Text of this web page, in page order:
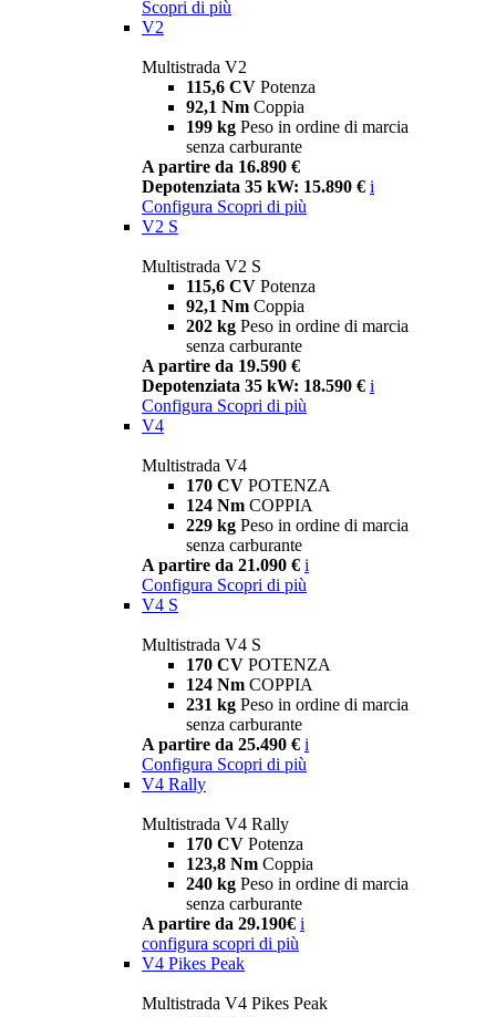
Scopri di più
V2
Multistrada V2
115,6 CV Potenza
92,1 Nm Coppia
199 kg Peso in ordine di marcia
senza carburante
A partire da 16.890 €
Depotenziata 35 kW: 15.890 € i
Configura Scopri di più
V2 S
Multistrada V2 S
115,6 CV Potenza
92,1 Nm Coppia
202 kg Peso in ordine di marcia
senza carburante
A partire da 19.590 €
Depotenziata 35 kW: 18.590 € i
Configura Scopri di più
V4
Multistrada V4
170 CV POTENZA
124 Nm COPPIA
229 kg Peso in ordine di marcia
senza carburante
A partire da 21.090 € i
Configura Scopri di più
V4 S
Multistrada V4 S
170 CV POTENZA
124 Nm COPPIA
231 kg Peso in ordine di marcia
senza carburante
A partire da 25.490 € i
Configura Scopri di più
V4 Rally
Multistrada V4 Rally
170 CV Potenza
123,8 Nm Coppia
240 kg Peso in ordine di marcia
senza carburante
A partire da 29.190€ i
configura scopri di più
V4 Pikes Peak
Multistrada V4 Pikes Peak